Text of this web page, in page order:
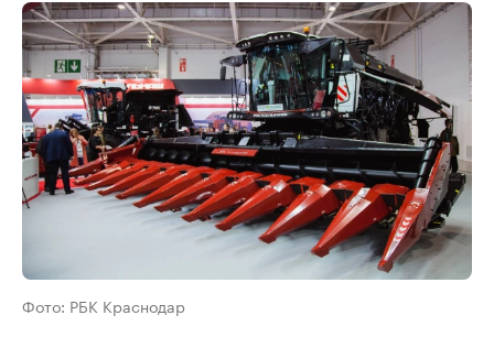
Фото: РБК Краснодар